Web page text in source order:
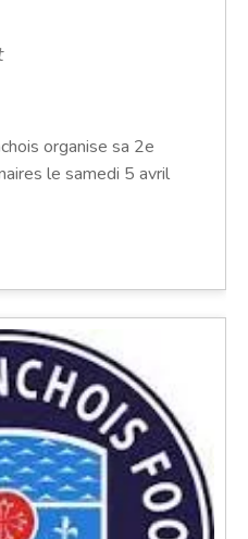
organise sa 2e
le samedi 5 avril